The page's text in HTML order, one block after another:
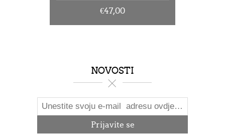
€47,00
NOVOSTI